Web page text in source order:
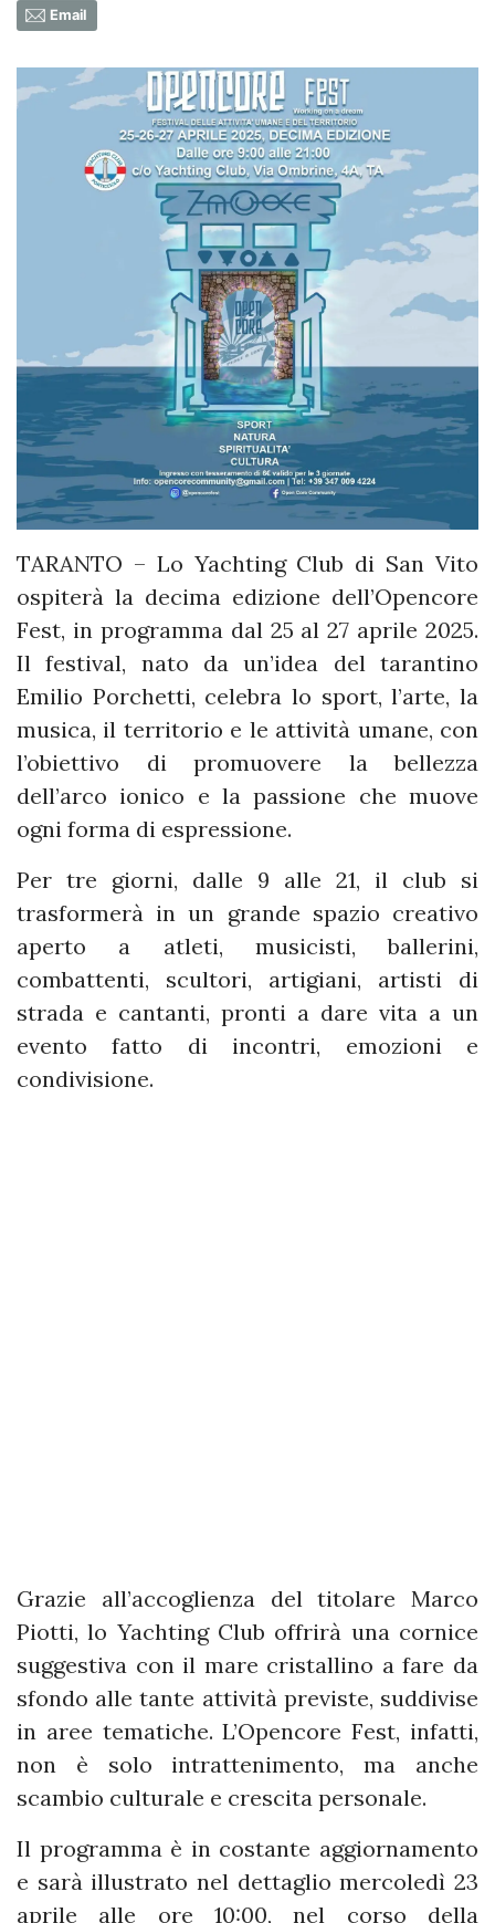
Email
TARANTO – Lo Yachting Club di San Vito
ospiterà la decima edizione dell’Opencore
Fest, in programma dal 25 al 27 aprile 2025.
Il festival, nato da un’idea del tarantino
Emilio Porchetti, celebra lo sport, l’arte, la
musica, il territorio e le attività umane, con
l’obiettivo di promuovere la bellezza
dell’arco ionico e la passione che muove
ogni forma di espressione.
Per tre giorni, dalle 9 alle 21, il club si
trasformerà in un grande spazio creativo
aperto a atleti, musicisti, ballerini,
combattenti, scultori, artigiani, artisti di
strada e cantanti, pronti a dare vita a un
evento fatto di incontri, emozioni e
condivisione.
Grazie all’accoglienza del titolare Marco
Piotti, lo Yachting Club offrirà una cornice
suggestiva con il mare cristallino a fare da
sfondo alle tante attività previste, suddivise
in aree tematiche. L’Opencore Fest, infatti,
non è solo intrattenimento, ma anche
scambio culturale e crescita personale.
Il programma è in costante aggiornamento
e sarà illustrato nel dettaglio mercoledì 23
aprile alle ore 10:00, nel corso della